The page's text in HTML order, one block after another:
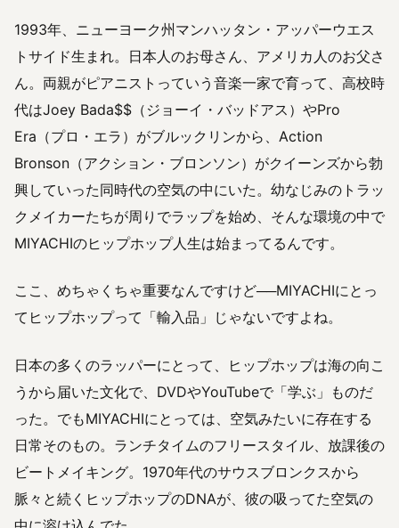
1993年、ニューヨーク州マンハッタン・アッパーウエス
トサイド生まれ。日本人のお母さん、アメリカ人のお父さ
ん。両親がピアニストっていう音楽一家で育って、高校時
代はJoey Bada$$（ジョーイ・バッドアス）やPro
Era（プロ・エラ）がブルックリンから、Action
Bronson（アクション・ブロンソン）がクイーンズから勃
興していった同時代の空気の中にいた。幼なじみのトラッ
クメイカーたちが周りでラップを始め、そんな環境の中で
MIYACHIのヒップホップ人生は始まってるんです。
ここ、めちゃくちゃ重要なんですけど──MIYACHIにとっ
てヒップホップって「輸入品」じゃないですよね。
日本の多くのラッパーにとって、ヒップホップは海の向こ
うから届いた文化で、DVDやYouTubeで「学ぶ」ものだ
った。でもMIYACHIにとっては、空気みたいに存在する
日常そのもの。ランチタイムのフリースタイル、放課後の
ビートメイキング。1970年代のサウスブロンクスから
脈々と続くヒップホップのDNAが、彼の吸ってた空気の